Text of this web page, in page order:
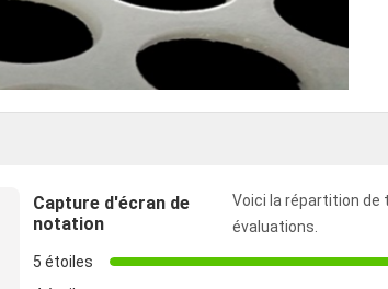
Capture d'écran de
notation
Voici la répartition de
évaluations.
5 étoiles